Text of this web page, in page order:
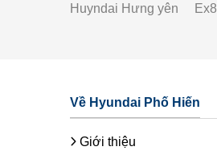
Huyndai Hưng yên Ex8l
Về Hyundai Phố Hiến
Giới thiệu